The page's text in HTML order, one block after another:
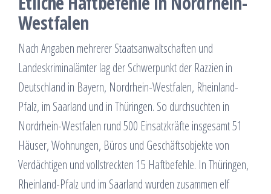
Westfalen
Nach Angaben mehrerer Staatsanwaltschaften und
Landeskriminalämter lag der Schwerpunkt der Razzien in
Deutschland in Bayern, Nordrhein-Westfalen, Rheinland-
Pfalz, im Saarland und in Thüringen. So durchsuchten in
Nordrhein-Westfalen rund 500 Einsatzkräfte insgesamt 51
Häuser, Wohnungen, Büros und Geschäftsobjekte von
Verdächtigen und vollstreckten 15 Haftbefehle. In Thüringen,
Rheinland-Pfalz und im Saarland wurden zusammen elf